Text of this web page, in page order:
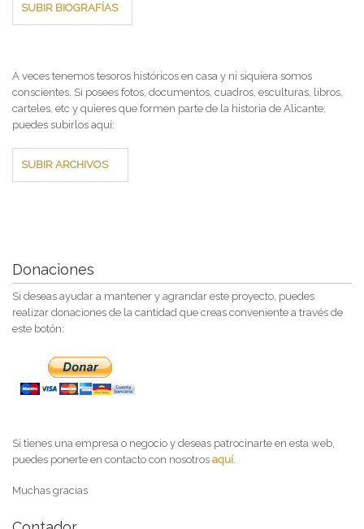
SUBIR BIOGRAFÍAS
A veces tenemos tesoros históricos en casa y ni siquiera somos
conscientes. Si posees fotos, documentos, cuadros, esculturas, libros,
carteles, etc y quieres que formen parte de la historia de Alicante;
puedes subirlos aquí:
SUBIR ARCHIVOS
Donaciones
Si deseas ayudar a mantener y agrandar este proyecto, puedes
realizar donaciones de la cantidad que creas conveniente a través de
este botón:
Si tienes una empresa o negocio y deseas patrocinarte en esta web,
puedes ponerte en contacto con nosotros aquí
Muchas gracias